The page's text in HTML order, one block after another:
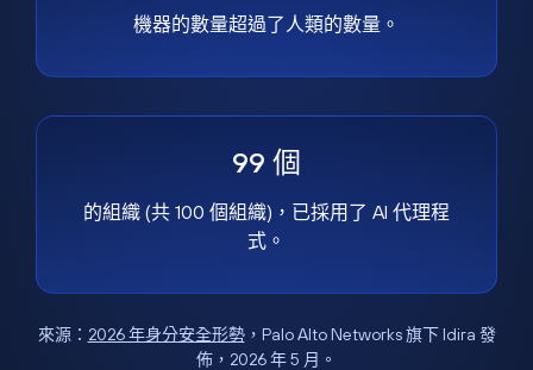
機器的數量超過了人類的數量。
99 個
的組織 (共 100 個組織)，已採用了 AI 代理程
式。
來源： 2026 年身分安全形勢，Palo Alto Networks 旗下 Idira 發
佈，2026 年 5 月。